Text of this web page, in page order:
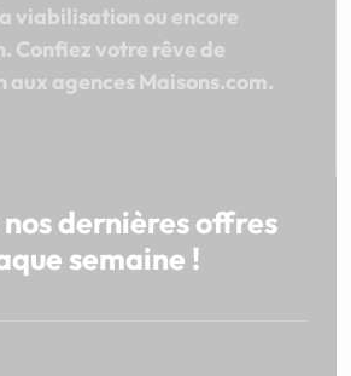
viabilisation ou encore
Confiez votre rêve de
aux agences Maisons.com.
nos dernières offres
semaine !